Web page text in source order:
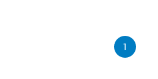
1